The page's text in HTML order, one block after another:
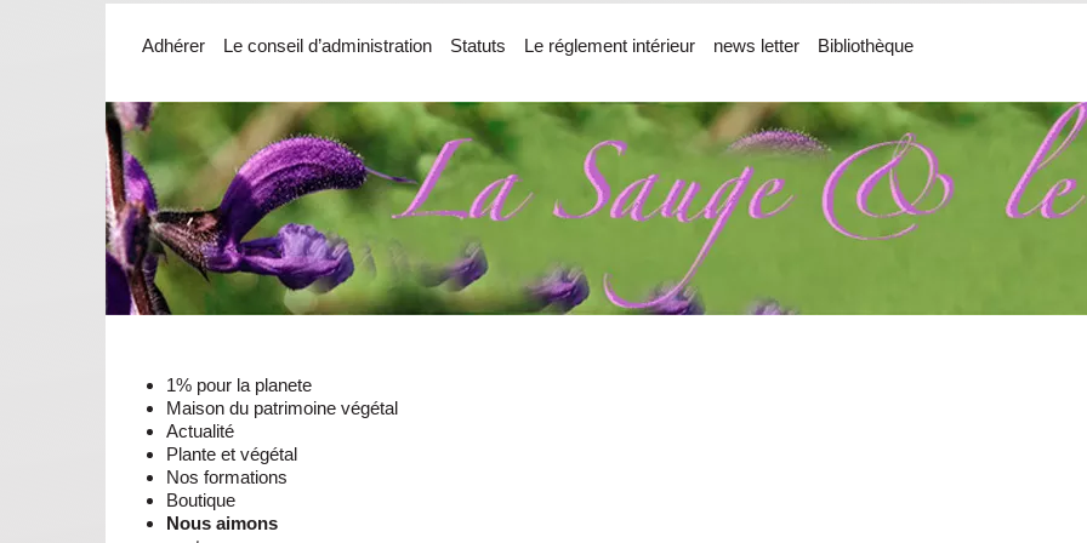
Adhérer Le conseil d’administration Statuts Le réglement intérieur news letter Bibliothèque
1% pour la planete
Maison du patrimoine végétal
Actualité
Plante et végétal
Nos formations
Boutique
Nous aimons